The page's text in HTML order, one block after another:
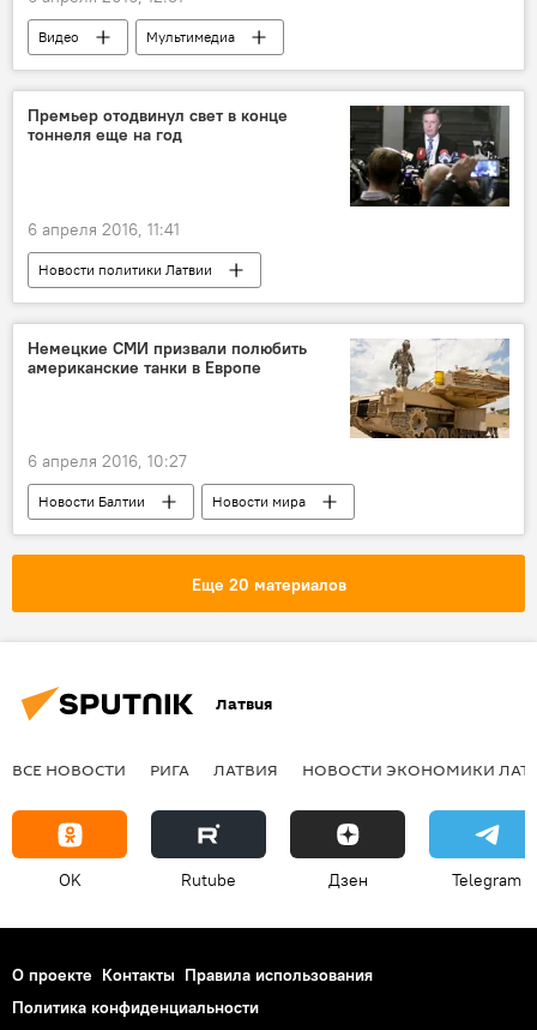
Видео
Мультимедиа
Дивный новый мир
Премьер отодвинул свет в конце
тоннеля еще на год
6 апреля 2016, 11:41
Новости политики Латвии
Немецкие СМИ призвали полюбить
американские танки в Европе
6 апреля 2016, 10:27
Новости Балтии
Новости мира
НАТО на балтийском фланге
Еще 20 материалов
Латвия
ВСЕ НОВОСТИ РИГА ЛАТВИЯ НОВОСТИ ЭКОНОМИКИ
OK Rutube Дзен Telegram
О проекте Контакты Правила использования
Политика конфиденциальности